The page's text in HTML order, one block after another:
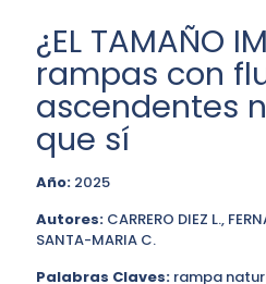
¿EL TAMAÑO
rampas con
ascendentes
que sí
Año: 2025
Autores: CARRERO DIEZ L.,
SANTA-MARIA C.
Palabras Claves: rampa